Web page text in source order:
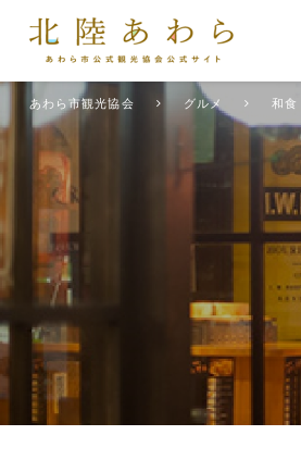
あわら市観光協会 グルメ 和食